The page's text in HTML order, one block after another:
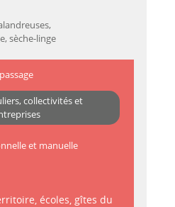
sèche-linge
collectivités et
et manuelle
écoles, gîtes du